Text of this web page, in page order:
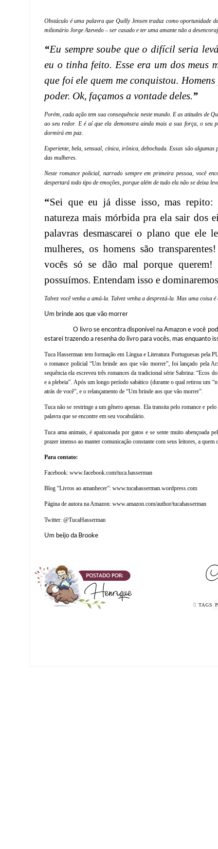
Obstáculo é uma palavra que Quilly Jensen traduz como oportunidade
milionário Jorge Azevedo – ser casado e ter uma amante não a
“Eu sempre soube que o difícil seria
eu o tinha feito. Esse era um dos meus
que foi ele quem me conquistou.
poder. Ok, façamos a vontade deles.”
Porém, cada ação tem sua consequência neste mundo. E as atitudes de
ao seu redor. E é aí que ela demonstra ainda mais a sua força, o seu
dormirá em paz.
Experiente, bela, sensual, cínica, irônica, debochada. Essas são
das mulheres.
Neste romance policial, narrado sempre em primeira pessoa, você
despertará todo tipo de emoções, porque além de tudo ela não se deixa
“Sei que eu já disse isso, mas repito:
natureza mais mórbida pra ela sair dos
palavras desmascarei o plano que ele
mulheres, os homens são
vocês só se dão mal porque
possuímos. Entendam isso e
Talvez você venha a amá-la. Talvez venha a desprezá-la. Mas uma coisa
Um brinde aos que vão morrer
O livro se encontra disponível na Amazon e você pode
estarei trazendo a resenha do livro para vocês, mas enquanto
Tuca Hasserman tem formação em Língua e Literatura Portuguesas pela
o romance policial “Um brinde aos que vão morrer”, foi lançado pela
sequência ela escreveu três romances da tradicional série Sabrina: “Ecos
e a plebeia”. Após um longo período sabático (durante o qual retirou um
atrás de você”, e o relançamento de “Um brinde aos que vão morrer”.
Tuca não se restringe a um gênero apenas. Ela transita pelo romance e
palavra que se encontre em seu vocabulário.
Tuca ama animais, é apaixonada por gatos e se sente muito abençoada
prazer imenso ao manter comunicação constante com seus leitores, a
Para contato:
Facebook: www.facebook.com/tuca.hasserman
Blog “Livros ao amanhecer”: www.tucahasserman.wordpress.com
Página de autora na Amazon: www.amazon.com/author/tucahasserman
Twitter: @TucaHasserman
Um beijo da Brooke
TAGS